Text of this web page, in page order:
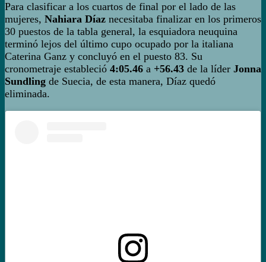
Para clasificar a los cuartos de final por el lado de las
mujeres, Nahiara Díaz necesitaba finalizar en los primeros
30 puestos de la tabla general, la esquiadora neuquina
terminó lejos del último cupo ocupado por la italiana
Caterina Ganz y concluyó en el puesto 83. Su
cronometraje estableció 4:05.46 a +56.43 de la líder Jonna
Sundling de Suecia, de esta manera, Díaz quedó
eliminada.